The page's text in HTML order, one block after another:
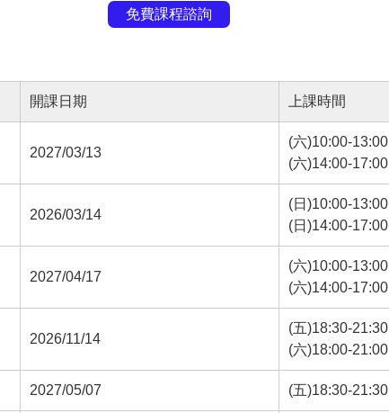
免費課程諮詢
開課日期 上課時間
2027/03/13
(六)10:00-13:00
(六)14:00-17:00
2026/03/14
(日)10:00-13:00
(日)14:00-17:00
2027/04/17
(六)10:00-13:00
(六)14:00-17:00
2026/11/14
(五)18:30-21:30
(六)18:00-21:00
2027/05/07 (五)18:30-21:30